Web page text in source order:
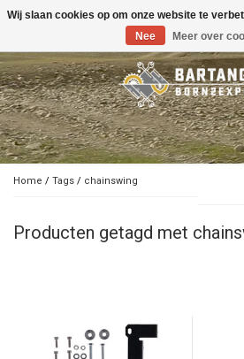
Toggle
Home / Tags / chainswing
Producten getagd met
Wij slaan cookies op om onze website te
Nee
Meer over